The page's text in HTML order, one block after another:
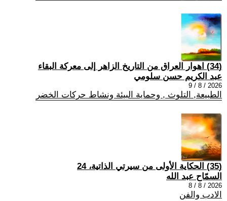
(34) اهوار العراق من التاريخ الزاهر إلى معركة البقاء
عبد الكريم حسن سلومي
2026 / 8 / 9
الطبيعة, التلوث , وحماية البيئة ونشاط حركات الخضر
(35) الحكاية الأولى من سيرتي الذاتية، 24
السمّاح عبد الله
2026 / 8 / 8
الادب والفن